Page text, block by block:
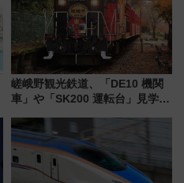
嵯峨野観光鉄道、「DE10 機関
車」や「SK200 運転台」見学ツ
トの一環で激レア体験できちゃ
うかも 参加方法やスケジュール
をご紹介